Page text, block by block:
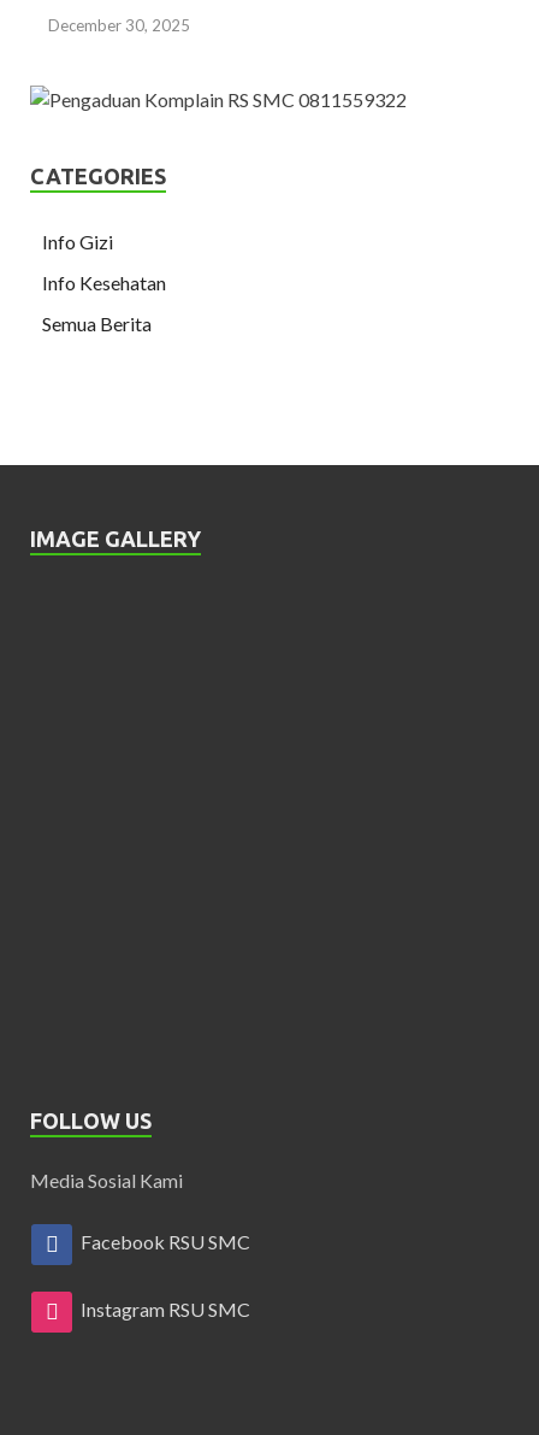
December 30, 2025
CATEGORIES
Info Gizi
Info Kesehatan
Semua Berita
IMAGE GALLERY
FOLLOW US
Media Sosial Kami
Facebook RSU SMC
Instagram RSU SMC